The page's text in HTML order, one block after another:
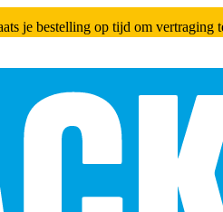
je bestelling op tijd om vertraging